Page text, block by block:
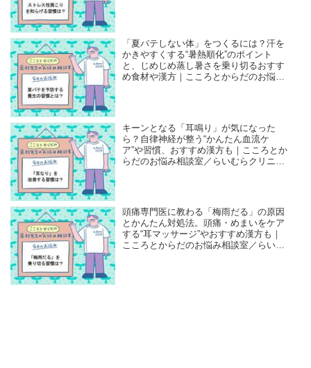
「夏バテしない体」をつくるには？汗を
かきやすくする“暑熱順化”のポイント
と、じめじめ蒸し暑さを乗り切るおすす
め食材や漢方｜こころとからだのお悩み
キーンとなる「耳鳴り」が気になった
ら？自律神経が整う“かんたん血流ケ
ア”や習慣、おすすめ漢方も｜こころとか
らだのお悩み相談室／らいむらクリニッ
頭痛専門医に教わる「梅雨だる」の原因
とかんたん対処法。頭痛・めまいをケア
する“耳マッサージ”やおすすめ漢方も｜
こころとからだのお悩み相談室／らいむ